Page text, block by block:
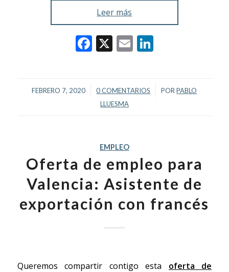
Leer más
Facebook
X EmailLinkedIn
FEBRERO 7, 2020
/ 0 COMENTARIOS
/ PORPABLO
LLUESMA
EMPLEO
Oferta de empleo para
Valencia: Asistente de
exportación con francés
Queremos compartir contigo esta oferta de